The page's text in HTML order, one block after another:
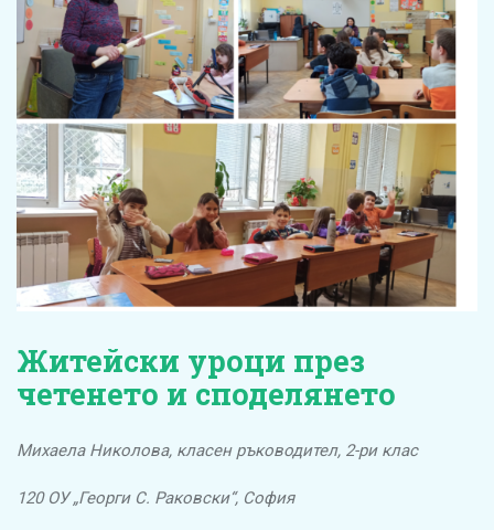
Житейски уроци през
четенето и споделянето
Михаела Николова, класен ръководител, 2-ри клас
120 ОУ „Георги С. Раковски“, София